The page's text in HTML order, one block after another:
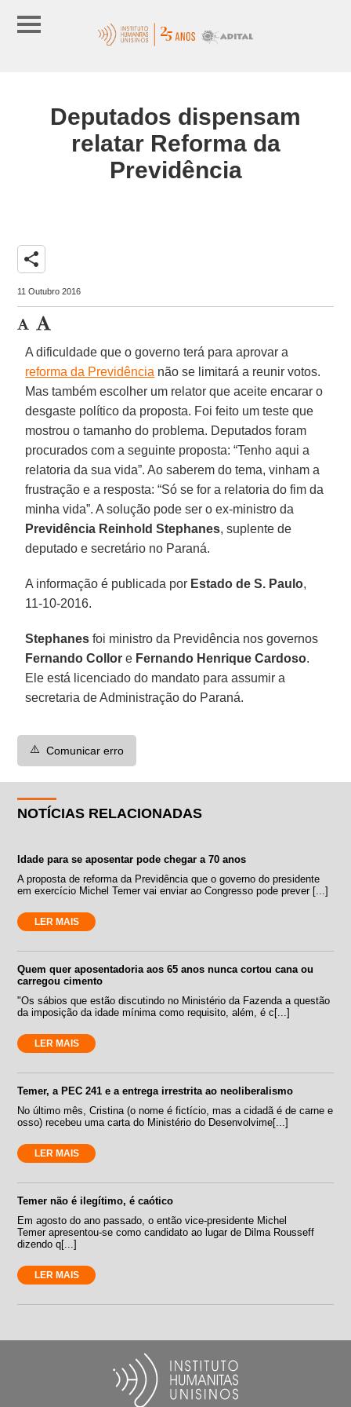
Deputados dispensam
relatar Reforma da
Previdência
share
11 Outubro 2016
A dificuldade que o governo terá para aprovar a
reforma da Previdência não se limitará a reunir votos.
Mas também escolher um relator que aceite encarar o
desgaste político da proposta. Foi feito um teste que
mostrou o tamanho do problema. Deputados foram
procurados com a seguinte proposta: “Tenho aqui a
relatoria da sua vida”. Ao saberem do tema, vinham a
frustração e a resposta: “Só se for a relatoria do fim da
minha vida”. A solução pode ser o ex-ministro da
Previdência Reinhold Stephanes, suplente de
deputado e secretário no Paraná.
A informação é publicada por Estado de S. Paulo,
11-10-2016.
Stephanes foi ministro da Previdência nos governos
Fernando Collor e Fernando Henrique Cardoso.
Ele está licenciado do mandato para assumir a
secretaria de Administração do Paraná.
⚠️ Comunicar erro
NOTÍCIAS RELACIONADAS
Idade para se aposentar pode chegar a 70 anos
A proposta de reforma da Previdência que o governo do presidente
em exercício Michel Temer vai enviar ao Congresso pode prever [...]
LER MAIS
Quem quer aposentadoria aos 65 anos nunca cortou cana ou
carregou cimento
"Os sábios que estão discutindo no Ministério da Fazenda a questão
da imposição da idade mínima como requisito, além, é c[...]
LER MAIS
Temer, a PEC 241 e a entrega irrestrita ao neoliberalismo
No último mês, Cristina (o nome é fictício, mas a cidadã é de carne e
osso) recebeu uma carta do Ministério do Desenvolvime[...]
LER MAIS
Temer não é ilegítimo, é caótico
Em agosto do ano passado, o então vice-presidente Michel
Temer apresentou-se como candidato ao lugar de Dilma Rousseff
dizendo q[...]
LER MAIS